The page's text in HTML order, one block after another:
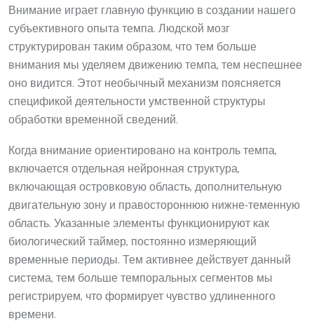
Внимание играет главную функцию в создании нашего
субъективного опыта темпа. Людской мозг
структурирован таким образом, что тем больше
внимания мы уделяем движению темпа, тем неспешнее
оно видится. Этот необычный механизм поясняется
спецификой деятельности умственной структуры
обработки временной сведений.
Когда внимание ориентировано на контроль темпа,
включается отдельная нейронная структура,
включающая островковую область, дополнительную
двигательную зону и правостороннюю нижне-теменную
область. Указанные элементы функционируют как
биологический таймер, постоянно измеряющий
временные периоды. Тем активнее действует данный
система, тем больше темпоральных сегментов мы
регистрируем, что формирует чувство удлиненного
времени.